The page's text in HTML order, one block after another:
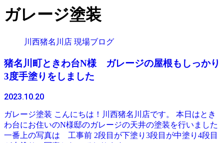
ガレージ塗装
川西猪名川店 現場ブログ
猪名川町ときわ台N様 ガレージの屋根もしっかり
3度手塗りをしました
2023.10.20
ガレージ塗装 こんにちは！川西猪名川店です。 本日はとき
わ台にお住いのN様邸のガレージの天井の塗装を行いました
一番上の写真は 工事前 2段目が下塗り3段目が中塗り4段目